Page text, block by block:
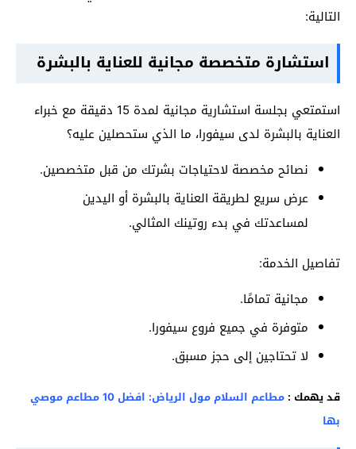
التالية:
استشارة متخصصة مجانية للعناية بالبشرة
استمتعي بجلسة استشارية مجانية لمدة 15 دقيقة مع خبراء
العناية بالبشرة لدى سيفورا، ما الذي ستحصلين عليه؟
نصائح مخصصة لاحتياجات بشرتك من قبل متخصصين.
عرض سريع لطريقة العناية بالبشرة أو اليدين
لمساعدتك في بدء روتينك المثالي.
تفاصيل الخدمة:
مجانية تمامًا.
متوفرة في جميع فروع سيفورا.
لا تحتاجين إلى حجز مسبق.
قد يهمك :
مطاعم السلام مول الرياض: افضل 10 مطاعم موصي
بها